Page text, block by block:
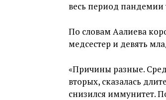
весь период пандемии
По словам Аалиева
медсестер и девять
«Причины разные.
вторых, сказалась
снизился иммунитет.